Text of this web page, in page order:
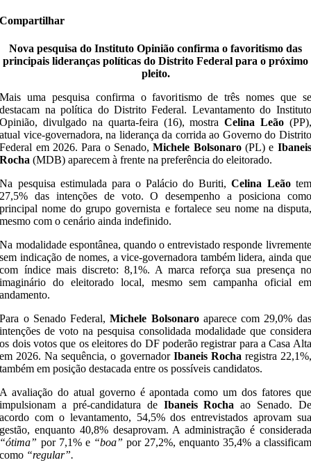
Compartilhar
Nova pesquisa do Instituto Opinião confirma o favoritismo das
principais lideranças políticas do Distrito Federal para o próximo
pleito.
Mais uma pesquisa confirma o favoritismo de três nomes que se
destacam na política do Distrito Federal. Levantamento do Instituto
Opinião, divulgado na quarta-feira (16), mostraCelina Leão(PP),
atual vice-governadora, na liderança da corrida ao Governo do Distrito
Federal em 2026. Para o Senado,Michele Bolsonaro(PL) e Ibaneis
Rocha (MDB) aparecem à frente na preferência do eleitorado.
Na pesquisa estimulada para o Palácio do Buriti,Celina Leãotem
27,5% das intenções de voto. O desempenho a posiciona como
principal nome do grupo governista e fortalece seu nome na disputa,
mesmo com o cenário ainda indefinido.
Na modalidade espontânea, quando o entrevistado responde livremente
sem indicação de nomes, a vice-governadora também lidera, ainda que
com índice mais discreto: 8,1%. A marca reforça sua presença no
imaginário do eleitorado local, mesmo sem campanha oficial em
andamento.
Para o Senado Federal,Michele Bolsonaroaparece com 29,0% das
intenções de voto na pesquisa consolidada modalidade que considera
os dois votos que os eleitores do DF poderão registrar para a Casa Alta
em 2026. Na sequência, o governador Ibaneis Rocha registra 22,1%,
também em posição destacada entre os possíveis candidatos.
A avaliação do atual governo é apontada como um dos fatores que
impulsionam a pré-candidatura de Ibaneis Rocha ao Senado. De
acordo com o levantamento, 54,5% dos entrevistados aprovam sua
gestão, enquanto 40,8% desaprovam. A administração é considerada
“ótima” por 7,1% e “boa” por 27,2%, enquanto 35,4% a classificam
como “regular”.